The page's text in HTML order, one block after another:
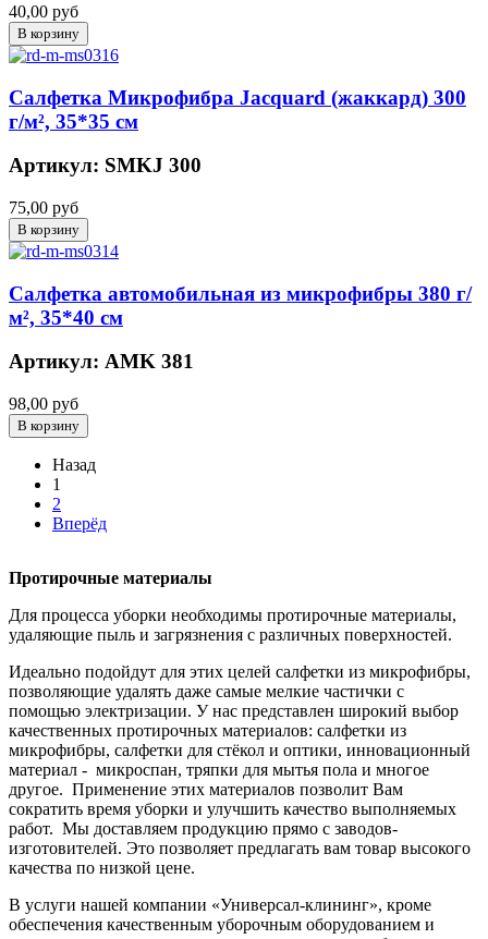
40,00 руб
Салфетка Микрофибра Jacquard (жаккард) 300
г/м², 35*35 см
Артикул: SMKJ 300
75,00 руб
Салфетка автомобильная из микрофибры 380 г/
м², 35*40 см
Артикул: АMK 381
98,00 руб
Назад
1
2
Вперёд
Протирочные материалы
Для процесса уборки необходимы протирочные материалы,
удаляющие пыль и загрязнения с различных поверхностей.
Идеально подойдут для этих целей салфетки из микрофибры,
позволяющие удалять даже самые мелкие частички с
помощью электризации. У нас представлен широкий выбор
качественных протирочных материалов: салфетки из
микрофибры, салфетки для стёкол и оптики, инновационный
материал - микроспан, тряпки для мытья пола и многое
другое. Применение этих материалов позволит Вам
сократить время уборки и улучшить качество выполняемых
работ. Мы доставляем продукцию прямо с заводов-
изготовителей. Это позволяет предлагать вам товар высокого
качества по низкой цене.
В услуги нашей компании «Универсал-клининг», кроме
обеспечения качественным уборочным оборудованием и